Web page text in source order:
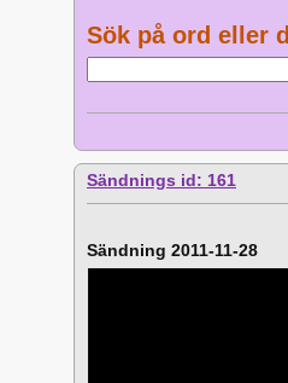
Sök på ord eller
Sändnings id: 161
Sändning 2011-11-28